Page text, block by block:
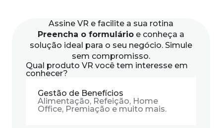
Assine VR e facilite a sua rotina
Preencha o formulário e conheça a
solução ideal para o seu negócio. Simule
sem compromisso.
Qual produto VR você tem interesse em
conhecer?
Gestão de Benefícios
Alimentação, Refeição, Home
Office, Premiação e muito mais.